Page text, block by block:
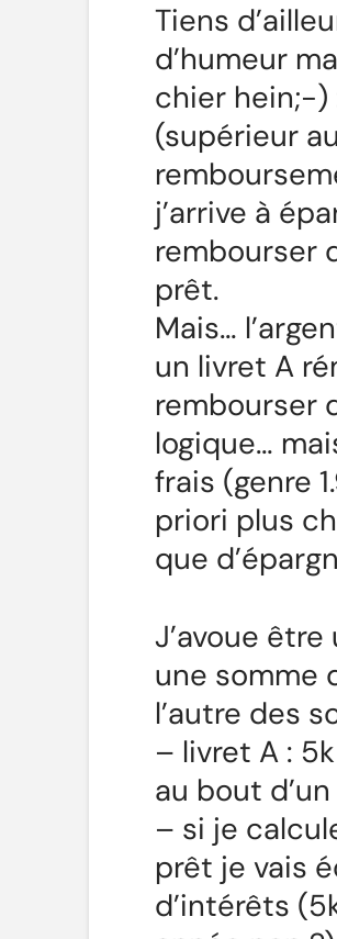
Tiens
d’humeur
chier hein;-)
(supérieur
j’arrive à
rembourser
prêt.
Mais…
un livret A
rembourser
logique…
frais (genre
priori plus
que
J’avoue
une somme
l’autre des
– livret A :
au bout
– si je
prêt je vais
d’intérêts